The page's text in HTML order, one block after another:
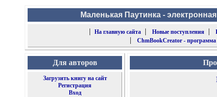
Маленькая Паутинка -
|
На главную сайта| Новые поступления |
| ChmBookCreator -
Для авторов
Загрузить книгу на сайт
Регистрация
Вход